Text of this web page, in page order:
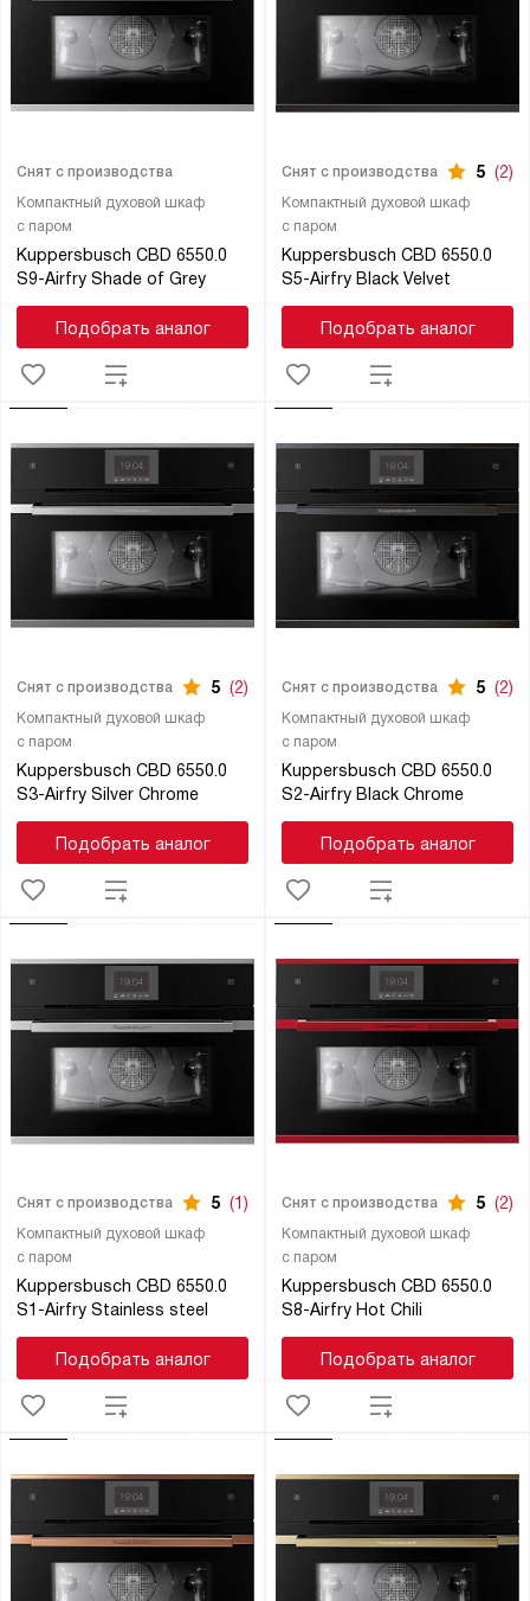
Компактный духовой шкаф
с паром
Kuppersbusch CBD 6550.0
S9-Airfry Shade of Grey
Снят с производства
Подобрать аналог
Компактный духовой шкаф
с паром
Kuppersbusch CBD 6550.0
S5-Airfry Black Velvet
Снят с производства 5 (2)
Подобрать аналог
Компактный духовой шкаф
с паром
Kuppersbusch CBD 6550.0
S3-Airfry Silver Chrome
Снят с производства 5 (2)
Подобрать аналог
Компактный духовой шкаф
с паром
Kuppersbusch CBD 6550.0
S2-Airfry Black Chrome
Снят с производства 5 (2)
Подобрать аналог
Компактный духовой шкаф
с паром
Kuppersbusch CBD 6550.0
S1-Airfry Stainless steel
Снят с производства 5 (1)
Подобрать аналог
Компактный духовой шкаф
с паром
Kuppersbusch CBD 6550.0
S8-Airfry Hot Chili
Снят с производства 5 (2)
Подобрать аналог